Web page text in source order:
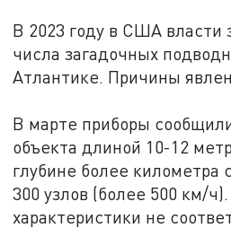
В 2023 году в США власти
числа загадочных
Атлантике. Причины
В марте приборы
объекта длиной 10-12
глубине более километра
300 узлов (более 500 км/
характеристики не